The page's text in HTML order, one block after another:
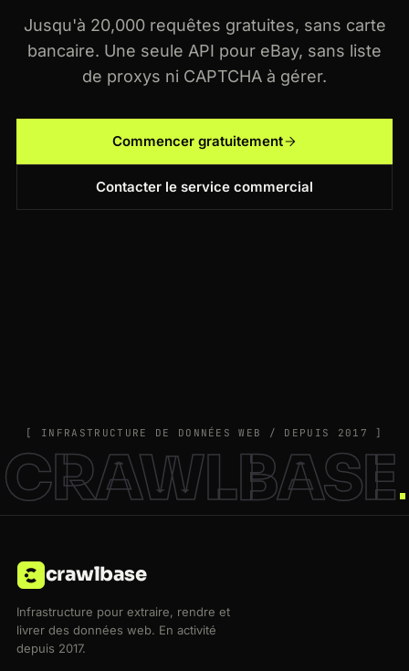
Jusqu'à 20,000 requêtes gratuites, sans carte
bancaire. Une seule API pour eBay, sans liste
de proxys ni CAPTCHA à gérer.
Commencer gratuitement
Contacter le service commercial
[ INFRASTRUCTURE DE DONNÉES WEB / DEPUIS 2017 ]
CRAWLBASE
crawlbase
Infrastructure pour extraire, rendre et
livrer des données web. En activité
depuis 2017.